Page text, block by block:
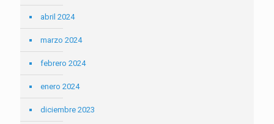
abril 2024
marzo 2024
febrero 2024
enero 2024
diciembre 2023